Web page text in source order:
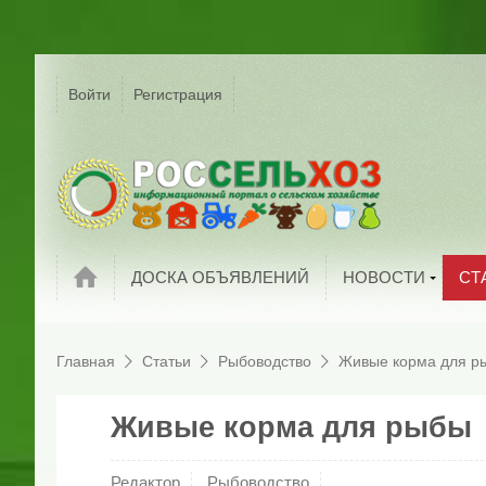
Войти Регистрация
Статьи
ДОСКА ОБЪЯВЛЕНИЙ НОВОСТИ
Мировые новости
Новости компаний
Обзоры рынков
Главная Статьи Рыбоводство Живые корма для
Живые корма для рыбы
Редактор Рыбоводство